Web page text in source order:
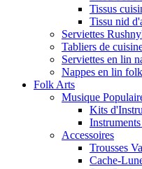
Tissus
Tissu nid
Serviettes
Tabliers de
Serviettes en lin
Nappes en lin
Folk Arts
Musique
Kits
Accessoires
Trousses
Cache-